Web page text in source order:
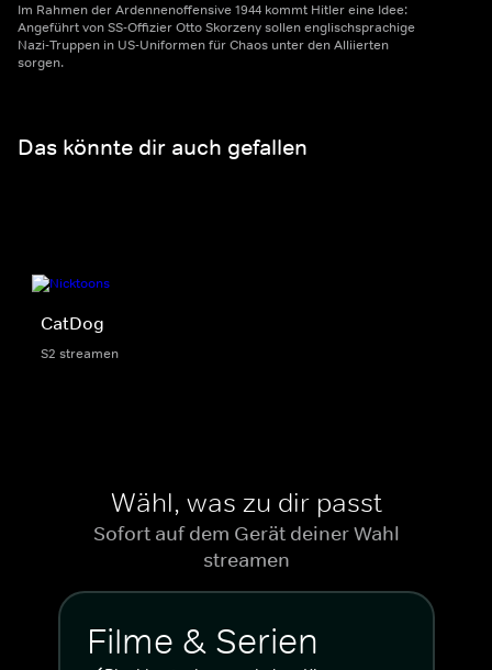
Im Rahmen der Ardennenoffensive 1944 kommt Hitler eine Idee:
Angeführt von SS-Offizier Otto Skorzeny sollen englischsprachige
Nazi-Truppen in US-Uniformen für Chaos unter den Alliierten
sorgen.
Das könnte dir auch gefallen
CatDog
S2 streamen
Wähl, was zu dir passt
Sofort auf dem Gerät deiner Wahl
streamen
Filme & Serien